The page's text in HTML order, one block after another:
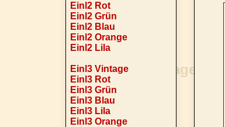
Einl2 Rot
Einl2 Grün
Einl2 Blau
Einl2 Orange
Einl2 Lila
Einl3 Vintage
Einl3 Rot
Einl3 Grün
Einl3 Blau
Einl3 Lila
Einl3 Orange